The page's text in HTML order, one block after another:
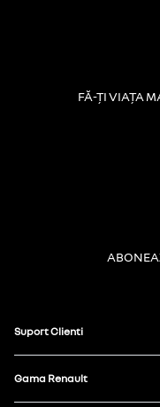
FĂ-ȚI VIAȚA
Suport Clienti
Gama Renault